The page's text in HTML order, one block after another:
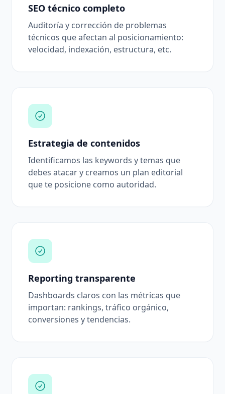
SEO técnico completo
Auditoría y corrección de problemas
técnicos que afectan al posicionamiento:
velocidad, indexación, estructura, etc.
Estrategia de contenidos
Identificamos las keywords y temas que
debes atacar y creamos un plan editorial
que te posicione como autoridad.
Reporting transparente
Dashboards claros con las métricas que
importan: rankings, tráfico orgánico,
conversiones y tendencias.